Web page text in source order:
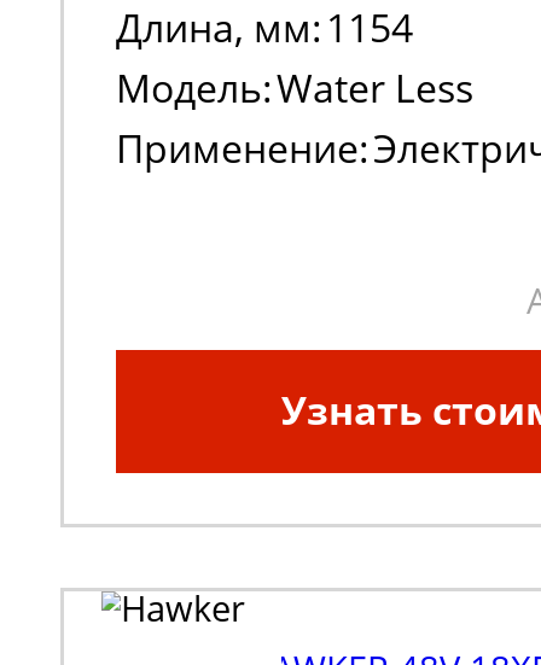
Длина, мм: 1154
Модель:Water Less
Применение:
Узнать